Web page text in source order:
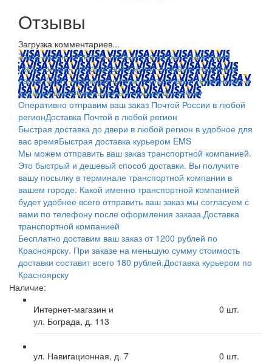
Отзывы
Загрузка комментариев...
Заказ можно оплатить любым способом: наличными
(Красноярск); пластиковой картой; в любом отделении
банка; QIWI, яндекс.деньгами; в платежных терминалах и
другими способами.Оплата любым способом
Оперативно отправим ваш заказ Почтой России в любой
регионДоставка Почтой в любой регион
Быстрая доставка до двери в любой регион в удобное для
вас времяБыстрая доставка курьером EMS
Мы можем отправить ваш заказ транспортной компанией.
Это быстрый и дешевый способ доставки. Вы получите
вашу посылку в терминале транспортной компании в
вашем городе. Какой именно транспортной компанией
будет удобнее всего отправить ваш заказ мы согласуем с
вами по телефону после оформления заказа.Доставка
транспортной компанией
Бесплатно доставим ваш заказ от 1200 рублей по
Красноярску. При заказе на меньшую сумму стоимость
доставки составит всего 180 рублей.Доставка курьером по
Красноярску
Наличие:
Интернет-магазин и
ул. Бограда, д. 113
0 шт.
ул. Навигационная, д. 7 0 шт.